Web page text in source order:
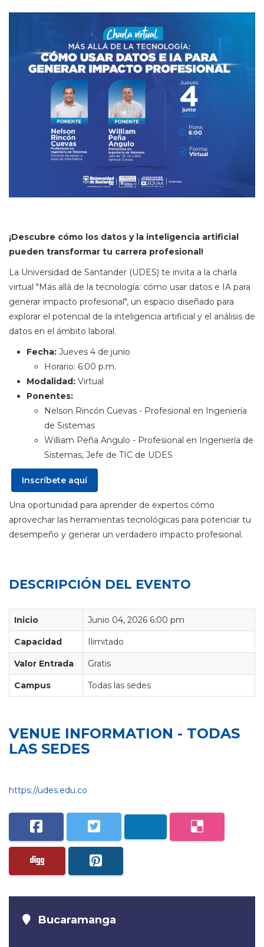
¡Descubre cómo los datos y la inteligencia artificial
pueden transformar tu carrera profesional!
La Universidad de Santander (UDES) te invita a la charla
virtual "Más allá de la tecnología: cómo usar datos e IA para
generar impacto profesional", un espacio diseñado para
explorar el potencial de la inteligencia artificial y el análisis de
datos en el ámbito laboral.
Fecha: Jueves 4 de junio
Horario: 6:00 p.m.
Modalidad: Virtual
Ponentes:
Nelson Rincón Cuevas - Profesional en Ingeniería
de Sistemas
William Peña Angulo - Profesional en Ingeniería de
Sistemas, Jefe de TIC de UDES
Inscríbete aquí
Una oportunidad para aprender de expertos cómo
aprovechar las herramientas tecnológicas para potenciar tu
desempeño y generar un verdadero impacto profesional.
DESCRIPCIÓN DEL EVENTO
Inicio Junio 04, 2026 6:00 pm
Capacidad Ilimitado
Valor Entrada Gratis
Campus Todas las sedes
VENUE INFORMATION - TODAS
LAS SEDES
https://udes.edu.co
Bucaramanga